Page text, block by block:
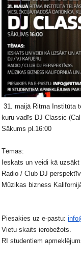
31. maijā Ritma Institūta
kuru vadīs DJ Classic
Sākums pl.16:00
Tēmas:
Ieskats un veidi kā
Radio / Club DJ
Mūzikas bizness
Piesakies uz e-pastu:
Vietu skaits ierobežots.
RI studentiem